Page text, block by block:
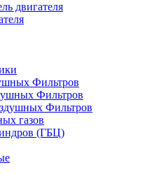
двигателя
Фильтров
Фильтров
Фильтров
газов
(ГБЦ)